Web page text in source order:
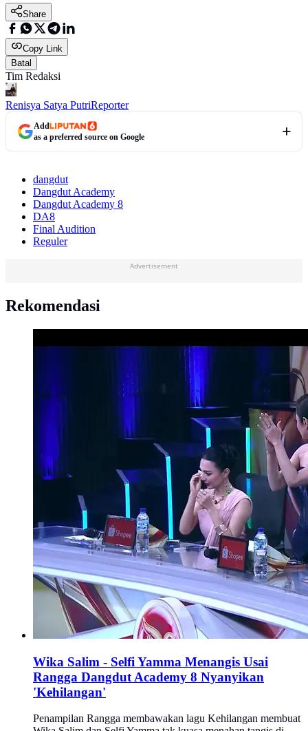
Share
Copy Link
Batal
Tim Redaksi
Renisya Satya PutriReporter
Add
as a preferred source on Google
dangdut
Dangdut Academy
Dangdut Academy 8
DA8
Final Audition
Reguler
Advertisement
Rekomendasi
Wika Salim - Selfi Yamma Menangis Usai
Rangga Dangdut Academy 8 Nyanyikan
'Kehilangan'
Penampilan Rangga membawakan lagu Kehilangan membuat